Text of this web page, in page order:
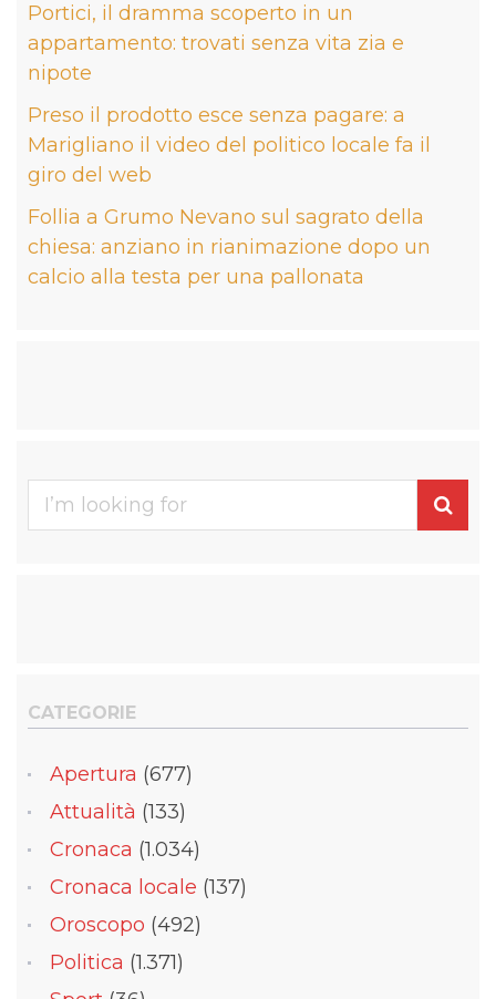
Portici, il dramma scoperto in un
appartamento: trovati senza vita zia e
nipote
Preso il prodotto esce senza pagare: a
Marigliano il video del politico locale fa il
giro del web
Follia a Grumo Nevano sul sagrato della
chiesa: anziano in rianimazione dopo un
calcio alla testa per una pallonata
CATEGORIE
Apertura (677)
Attualità (133)
Cronaca (1.034)
Cronaca locale (137)
Oroscopo (492)
Politica (1.371)